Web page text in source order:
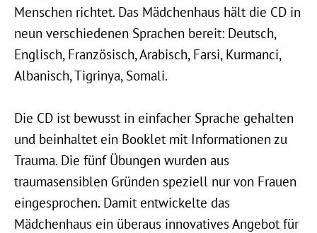
Menschen richtet. Das Mädchenhaus hält die CD in
neun verschiedenen Sprachen bereit: Deutsch,
Englisch, Französisch, Arabisch, Farsi, Kurmanci,
Albanisch, Tigrinya, Somali.
Die CD ist bewusst in einfacher Sprache gehalten
und beinhaltet ein Booklet mit Informationen zu
Trauma. Die fünf Übungen wurden aus
traumasensiblen Gründen speziell nur von Frauen
eingesprochen. Damit entwickelte das
Mädchenhaus ein überaus innovatives Angebot für